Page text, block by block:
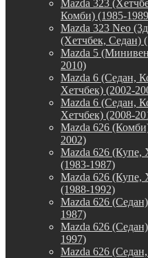
Mazda 323
Комби) (1985-
Mazda 323 Neo
(Хетчбек, Седан)
Mazda 5
2010)
Mazda 6 (Седан,
Хетчбек) (2002-
Mazda 6 (Седан,
Хетчбек) (2008-
Mazda 626
2002)
Mazda 626 (Купе,
(1983-1987)
Mazda 626 (Купе,
(1988-1992)
Mazda 626
1987)
Mazda 626
1997)
Mazda 626